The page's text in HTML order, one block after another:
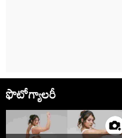
ఫొటోగ్యాలరీ